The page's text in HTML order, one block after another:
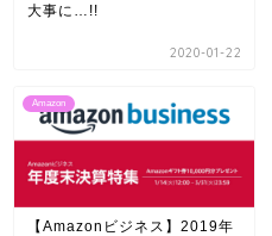
大事に…!!
2020-01-22
Amazon
【Amazonビジネス】2019年